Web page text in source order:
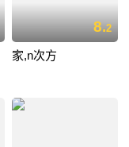
8.2
家,n次方